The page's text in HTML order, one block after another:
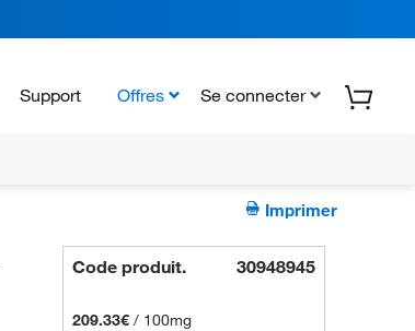
Support Offres Se connecter
Imprimer
Code produit. 30948945
209.33€ / 100mg